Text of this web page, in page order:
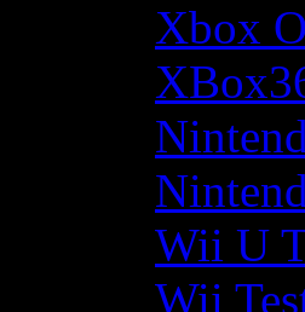
Xbox
Wii U
Wii